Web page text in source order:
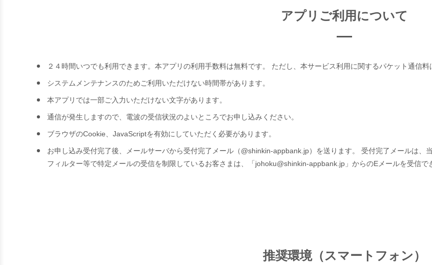
アプリご利用について
２４時間いつでも利用できます。本アプリの利用手数料は無料です。 ただし、本サービス利用に関するパケット通信料
システムメンテナンスのためご利用いただけない時間帯があります。
本アプリでは一部ご入力いただけない文字があります。
通信が発生しますので、電波の受信状況のよいところでお申し込みください。
ブラウザのCookie、JavaScriptを有効にしていただく必要があります。
お申し込み受付完了後、メールサーバから受付完了メール（@shinkin-appbank.jp）を送ります。 受付完了メールは、
フィルター等で特定メールの受信を制限しているお客さまは、「johoku@shinkin-appbank.jp」からのEメールを受信で
推奨環境（スマートフォン）